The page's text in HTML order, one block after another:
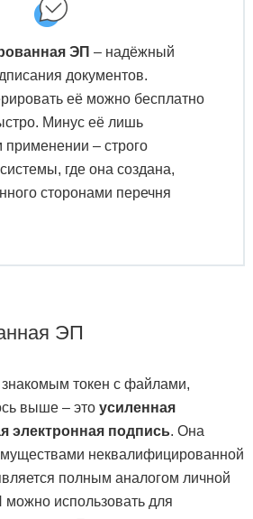
ЭП – надёжный
документов.
её можно бесплатно
Минус её лишь
применении – строго
где она создана,
сторонами перечня
ЭП
токен с файлами,
выше – это усиленная
электронная подпись. Она
неквалифицированной
полным аналогом личной
использовать для